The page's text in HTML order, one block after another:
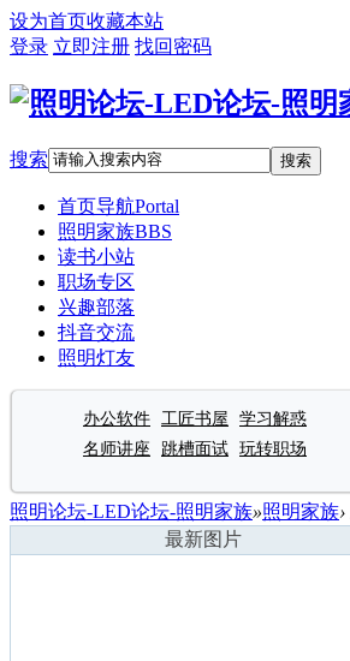
设为首页收藏本站
登录 立即注册 找回密码
搜索 搜索
首页导航Portal
照明家族BBS
读书小站
职场专区
兴趣部落
抖音交流
照明灯友
办公软件 工匠书屋
学习解惑
名师讲座
跳槽面试 玩转职场
照明论坛-LED论坛-照明家族»照明家族›
最新图片